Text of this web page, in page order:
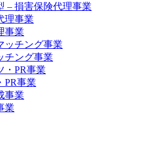
– 損害保険代理事業
事業
チング事業
PR事業
業